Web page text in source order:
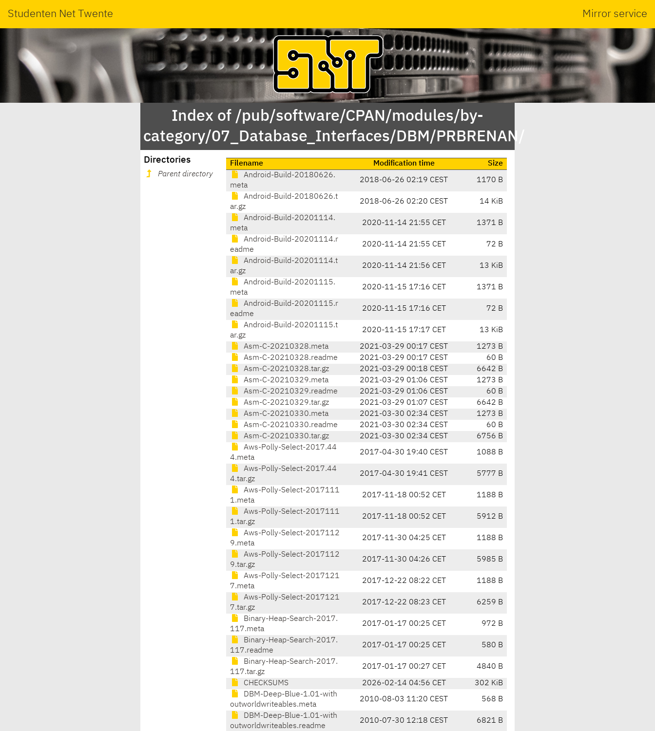
Studenten Net Twente Mirror service
Index of /pub/software/CPAN/modules/by-
category/07_Database_Interfaces/DBM/PRBRENAN/
Directories
Parent directory
Filename Modification time
Size
Android-Build-20180626.
meta
2018-06-26 02:19 CEST 1170 B
Android-Build-20180626.t
ar.gz
2018-06-26 02:20 CEST 14 KiB
Android-Build-20201114.
meta
2020-11-14 21:55 CET 1371 B
Android-Build-20201114.r
eadme
2020-11-14 21:55 CET 72 B
Android-Build-20201114.t
ar.gz
2020-11-14 21:56 CET 13 KiB
Android-Build-20201115.
meta
2020-11-15 17:16 CET 1371 B
Android-Build-20201115.r
eadme
2020-11-15 17:16 CET 72 B
Android-Build-20201115.t
ar.gz
2020-11-15 17:17 CET 13 KiB
Asm-C-20210328.meta 2021-03-29 00:17 CEST
1273 B
Asm-C-20210328.readme
2021-03-29 00:17 CEST
60 B
Asm-C-20210328.tar.gz
2021-03-29 00:18 CEST
6642 B
Asm-C-20210329.meta
2021-03-29 01:06 CEST
1273 B
Asm-C-20210329.readme
2021-03-29 01:06 CEST
60 B
Asm-C-20210329.tar.gz
2021-03-29 01:07 CEST
6642 B
Asm-C-20210330.meta
2021-03-30 02:34 CEST
1273 B
Asm-C-20210330.readme
2021-03-30 02:34 CEST
60 B
Asm-C-20210330.tar.gz
2021-03-30 02:34 CEST
6756 B
Aws-Polly-Select-2017.44
4.meta
2017-04-30 19:40 CEST 1088 B
Aws-Polly-Select-2017.44
4.tar.gz
2017-04-30 19:41 CEST 5777 B
Aws-Polly-Select-2017111
1.meta
2017-11-18 00:52 CET 1188 B
Aws-Polly-Select-2017111
1.tar.gz
2017-11-18 00:52 CET 5912 B
Aws-Polly-Select-2017112
9.meta
2017-11-30 04:25 CET 1188 B
Aws-Polly-Select-2017112
9.tar.gz
2017-11-30 04:26 CET 5985 B
Aws-Polly-Select-2017121
7.meta
2017-12-22 08:22 CET 1188 B
Aws-Polly-Select-2017121
7.tar.gz
2017-12-22 08:23 CET 6259 B
Binary-Heap-Search-2017.
117.meta
2017-01-17 00:25 CET 972 B
Binary-Heap-Search-2017.
117.readme
2017-01-17 00:25 CET 580 B
Binary-Heap-Search-2017.
117.tar.gz
2017-01-17 00:27 CET 4840 B
CHECKSUMS 2026-02-14 04:56 CET
302 KiB
DBM-Deep-Blue-1.01-with
outworldwriteables.meta
2010-08-03 11:20 CEST 568 B
DBM-Deep-Blue-1.01-with
outworldwriteables.readme
2010-07-30 12:18 CEST 6821 B